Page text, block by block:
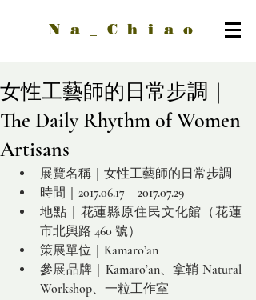
Na_Chiao
女性工藝師的日常步調｜
The Daily Rhythm of Women
Artisans
展覽名稱｜女性工藝師的日常步調
時間｜2017.06.17 – 2017.07.29
地點｜花蓮縣原住民文化館（花蓮
市北興路 460 號）
策展單位｜Kamaro’an
參展品牌｜Kamaro’an、拿鞘 Natural
Workshop、一粒工作室